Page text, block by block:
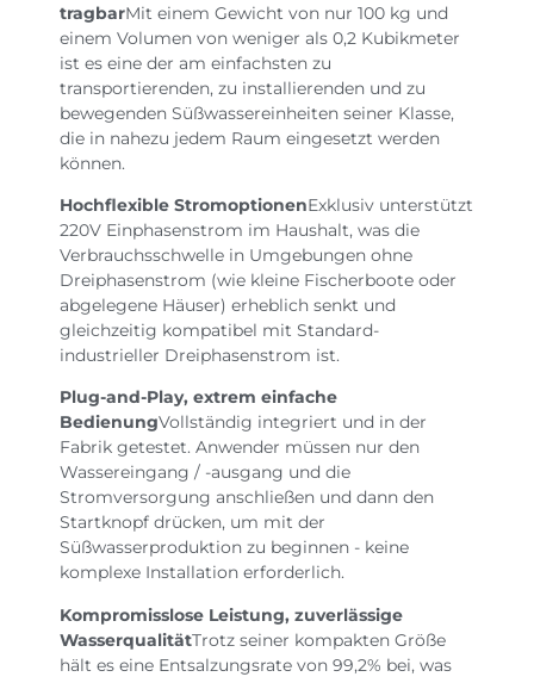
tragbarMit einem Gewicht von nur 100 kg und
einem Volumen von weniger als 0,2 Kubikmeter
ist es eine der am einfachsten zu
transportierenden, zu installierenden und zu
bewegenden Süßwassereinheiten seiner Klasse,
die in nahezu jedem Raum eingesetzt werden
können.
Hochflexible StromoptionenExklusiv unterstützt
220V Einphasenstrom im Haushalt, was die
Verbrauchsschwelle in Umgebungen ohne
Dreiphasenstrom (wie kleine Fischerboote oder
abgelegene Häuser) erheblich senkt und
gleichzeitig kompatibel mit Standard-
industrieller Dreiphasenstrom ist.
Plug-and-Play, extrem einfache
BedienungVollständig integriert und in der
Fabrik getestet. Anwender müssen nur den
Wassereingang / -ausgang und die
Stromversorgung anschließen und dann den
Startknopf drücken, um mit der
Süßwasserproduktion zu beginnen - keine
komplexe Installation erforderlich.
Kompromisslose Leistung, zuverlässige
WasserqualitätTrotz seiner kompakten Größe
hält es eine Entsalzungsrate von 99,2% bei, was